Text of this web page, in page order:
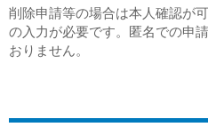
削除申請等の場合は本人確認が
の入力が必要です。匿名での申
おりません。